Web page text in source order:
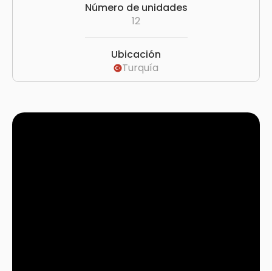
Número de unidades
12
Ubicación
Turquía